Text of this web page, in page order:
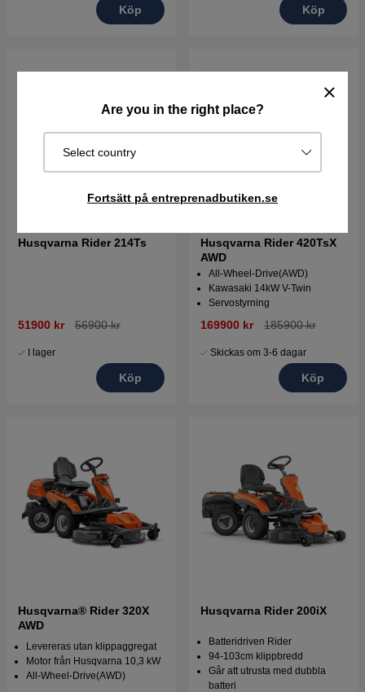
Are you in the right place?
Select country
Fortsätt på entreprenadbutiken.se
Köp Köp
Husqvarna Rider 214Ts
51900 kr 56900 kr
I lager
Köp
Husqvarna Rider 420TsX
AWD
All-Wheel-Drive(AWD)
Kawasaki 14kW V-Twin
Servostyrning
169900 kr 185900 kr
Skickas om 3-6 dagar
Köp
Husqvarna® Rider 320X
AWD
Levereras utan klippaggregat
Motor från Husqvarna 10,3 kW
All-Wheel-Drive(AWD)
Husqvarna Rider 200iX
Batteridriven Rider
94-103cm klippbredd
Går att utrusta med dubbla
batteri